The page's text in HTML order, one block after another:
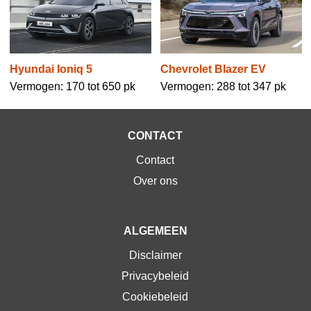
Hyundai Ioniq 5
Vermogen: 170 tot 650 pk
Chevrolet Blazer EV
Vermogen: 288 tot 347 pk
CONTACT
Contact
Over ons
ALGEMEEN
Disclaimer
Privacybeleid
Cookiebeleid